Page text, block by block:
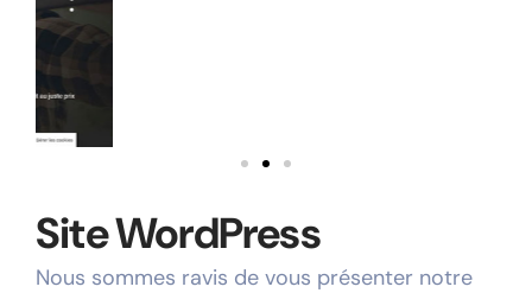
Site WordPress
Nous sommes ravis de vous présenter notre